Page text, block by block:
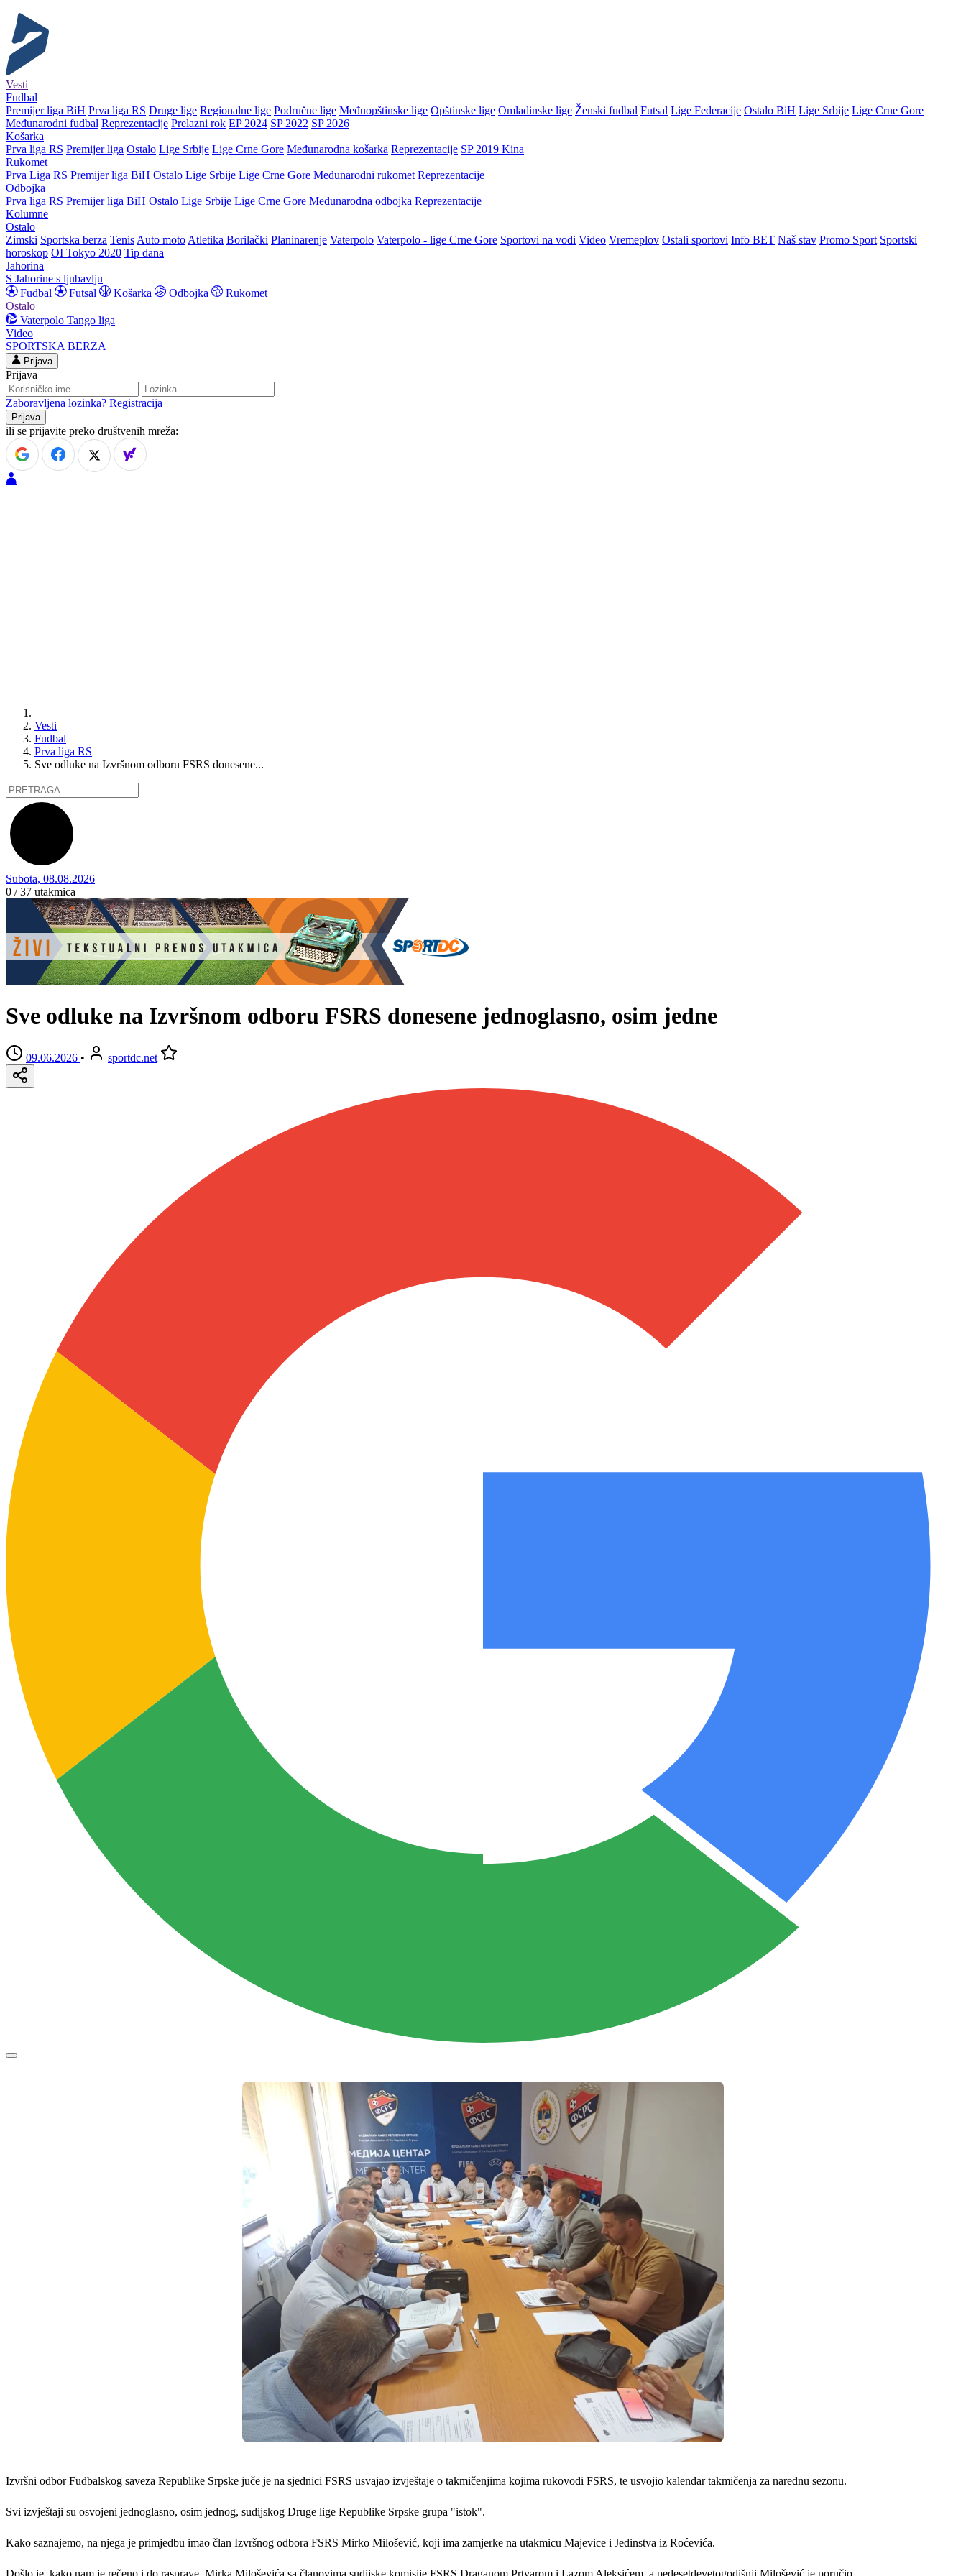
Vesti
Fudbal
Premijer liga BiH Prva liga RS Druge lige Regionalne lige Područne lige Međuopštinske lige Opštinske lige Omladinske lige Ženski fudbal Futsal Lige Federacije Ostalo BiH Lige Srbije Lige Crne Gore
Međunarodni fudbal Reprezentacije Prelazni rok EP 2024 SP 2022 SP 2026
Košarka
Prva liga RS Premijer liga Ostalo Lige Srbije Lige Crne Gore Međunarodna košarka Reprezentacije SP 2019 Kina
Rukomet
Prva Liga RS Premijer liga BiH Ostalo Lige Srbije Lige Crne Gore Međunarodni rukomet Reprezentacije
Odbojka
Prva liga RS Premijer liga BiH Ostalo Lige Srbije Lige Crne Gore Međunarodna odbojka Reprezentacije
Kolumne
Ostalo
Zimski Sportska berza Tenis Auto moto Atletika Borilački Planinarenje Vaterpolo Vaterpolo - lige Crne Gore Sportovi na vodi Video Vremeplov Ostali sportovi Info BET Naš stav Promo Sport Sportski
horoskop OI Tokyo 2020 Tip dana
Jahorina
S Jahorine s ljubavlju
Fudbal
Futsal Košarka Odbojka
Rukomet
Ostalo
Vaterpolo Tango liga
Video
SPORTSKA BERZA
Prijava
Prijava
Zaboravljena lozinka? Registracija
ili se prijavite preko društvenih mreža:
Vesti
Fudbal
Prva liga RS
Sve odluke na Izvršnom odboru FSRS donesene...
Subota, 08.08.2026
0 / 37 utakmica
Sve odluke na Izvršnom odboru FSRS donesene jednoglasno, osim jedne
09.06.2026 • sportdc.net
Izvršni odbor Fudbalskog saveza Republike Srpske juče je na sjednici FSRS usvajao izvještaje o takmičenjima kojima rukovodi FSRS, te usvojio kalendar takmičenja za narednu sezonu.
Svi izvještaji su osvojeni jednoglasno, osim jednog, sudijskog Druge lige Republike Srpske grupa "istok".
Kako saznajemo, na njega je primjedbu imao član Izvršnog odbora FSRS Mirko Milošević, koji ima zamjerke na utakmicu Majevice i Jedinstva iz Roćevića.